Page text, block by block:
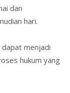
dan
hari.
menjadi
hukum yang